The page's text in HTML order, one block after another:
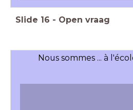
Slide 16 - Open vraag
Nous sommes ... à